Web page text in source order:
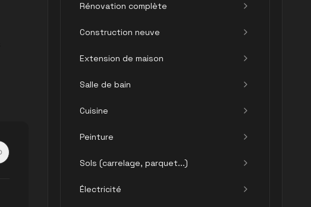
Rénovation complète
Construction neuve
Extension de maison
Salle de bain
Cuisine
Peinture
Sols (carrelage, parquet...)
Électricité